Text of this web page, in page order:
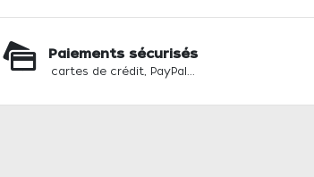
Paiements sécurisés
cartes de crédit, PayPal...